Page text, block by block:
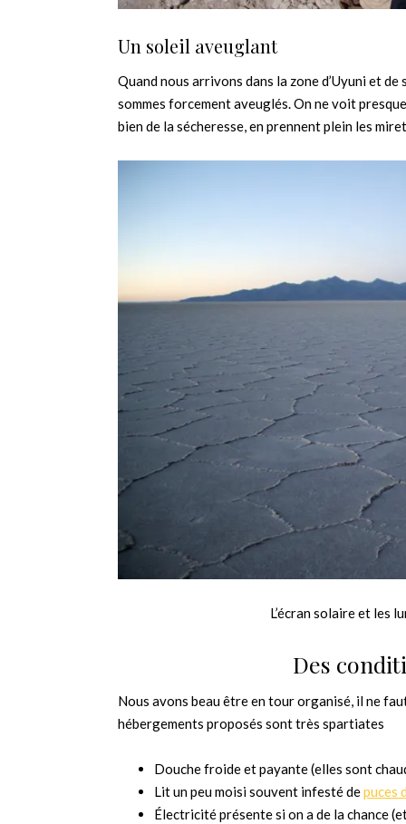
Un soleil aveuglant
Quand nous arrivons dans la zone d’Uyuni et
sommes forcement aveuglés. On ne voit
bien de la sécheresse, en prennent plein les
L’écran solaire et les
Des
Nous avons beau être en tour organisé, il ne
hébergements proposés sont très spartiates
Douche froide et payante (elles sont
Lit un peu moisi souvent infesté depuces
Électricité présente si on a de la chance